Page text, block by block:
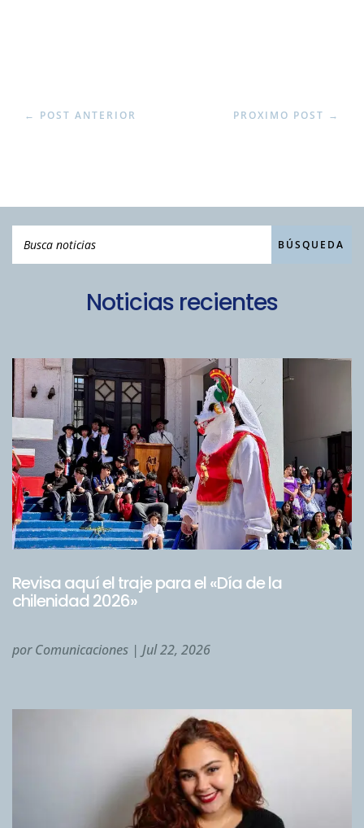
← POST ANTERIOR PROXIMO POST →
Noticias recientes
Revisa aquí el traje para el «Día de la
chilenidad 2026»
porComunicaciones | Jul 22, 2026